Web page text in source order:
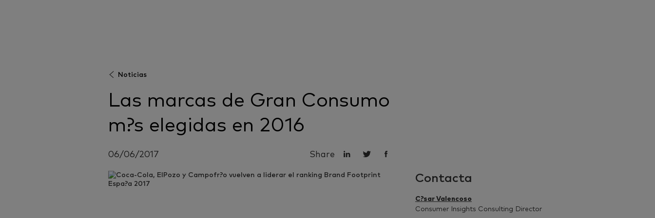
Noticias
Las marcas de Gran Consumo
m?s elegidas en 2016
06/06/2017 Share
Contacta
C?sar Valencoso
Consumer Insights Consulting Director